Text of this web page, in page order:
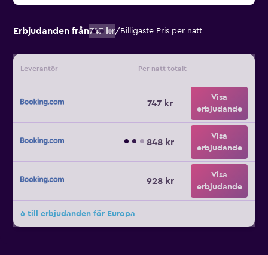
Erbjudanden från747 kr/ Billigaste Pris per natt
Leverantör Per natt totalt
747 kr
Visa
erbjudande
848 kr
Visa
erbjudande
928 kr
Visa
erbjudande
6 till erbjudanden för Europa